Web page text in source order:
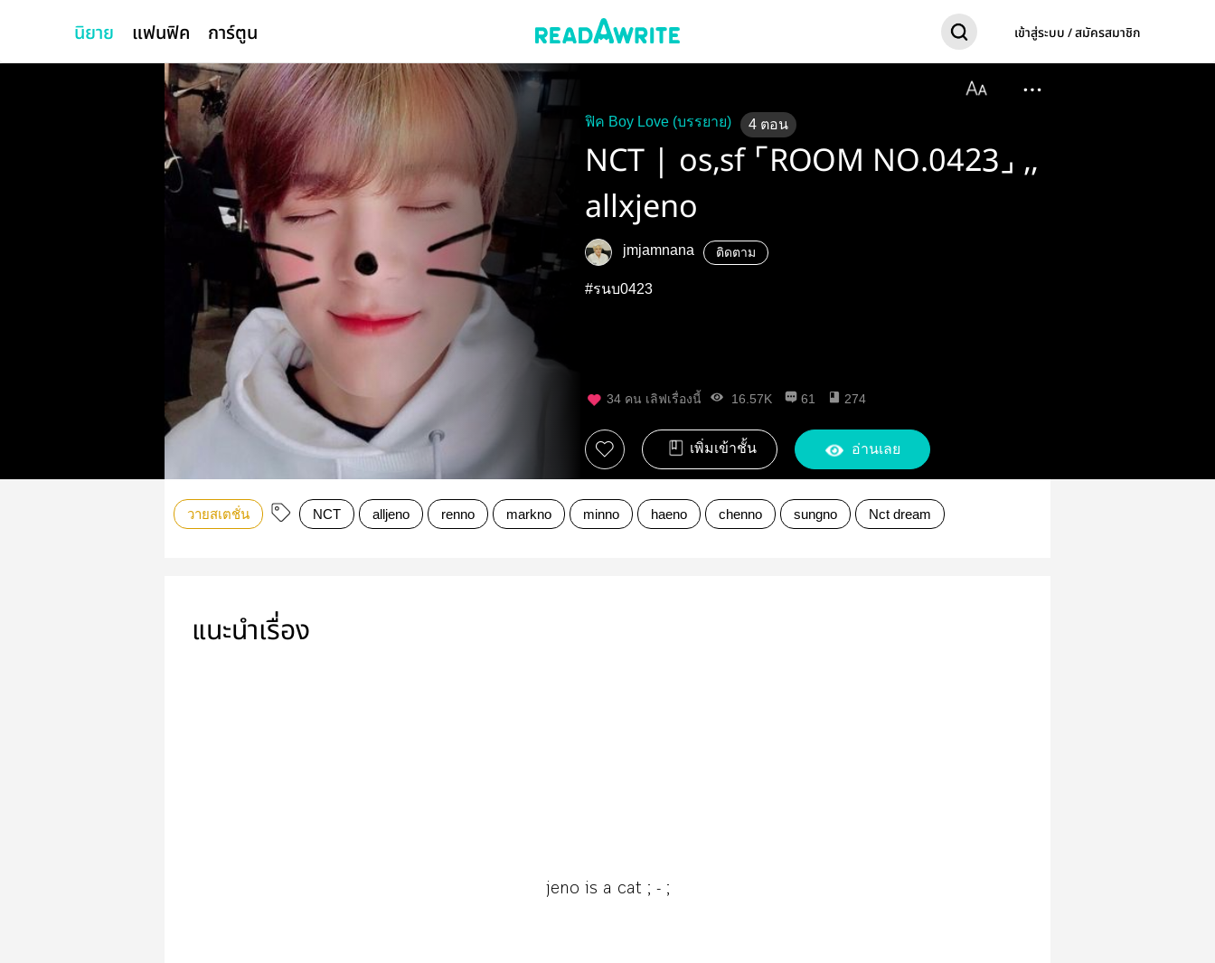
นิยาย แฟนฟิค การ์ตูน เข้าสู่ระบบ / สมัครสมาชิก
ฟิค Boy Love (บรรยาย) 4 ตอน
NCT | os,sf ⌜ROOM NO.0423⌟ ,,
allxjeno
jmjamnana ติดตาม
#รนบ0423
34 คน เลิฟเรื่องนี้ 16.57K 61 274
เพิ่มเข้าชั้น อ่านเลย
วายสเตชั่น NCT alljeno renno markno minno haeno chenno sungno Nct dream
แนะนำเรื่อง
jeno is a cat ; - ;